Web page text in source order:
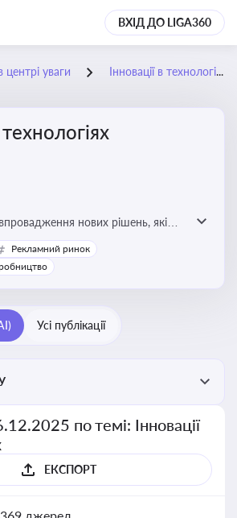
ВХІД ДО LIGA360
центрі уваги Інновації в технологіях
технологіях
нових рішень, які
функціональність або
продуктів і процесів.
Рекламний ринок
Усі публікації
по темі: Інновації
ЕКСПОРТ